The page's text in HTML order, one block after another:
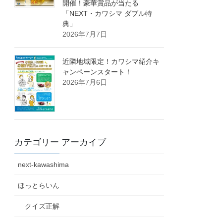
開催！豪華賞品が当たる
「NEXT・カワシマ ダブル特
典」
2026年7月7日
近隣地域限定！カワシマ紹介キ
ャンペーンスタート！
2026年7月6日
カテゴリー アーカイブ
next-kawashima
ほっとらいん
クイズ正解